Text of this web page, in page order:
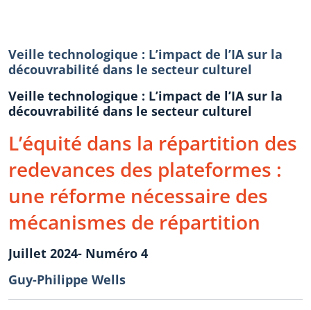
Veille technologique : L’impact de l’IA sur la
découvrabilité dans le secteur culturel
Veille technologique : L’impact de l’IA sur la
découvrabilité dans le secteur culturel
L’équité dans la répartition des
redevances des plateformes :
une réforme nécessaire des
mécanismes de répartition
Juillet 2024- Numéro 4
Guy-Philippe Wells